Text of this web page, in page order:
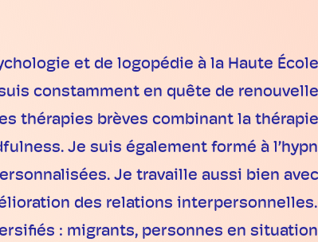
et de logopédie à la Haute
constamment en quête de
thérapies brèves combinant la
Je suis également formé à
Je travaille aussi bien
des relations interpersonnelles.
: migrants, personnes en